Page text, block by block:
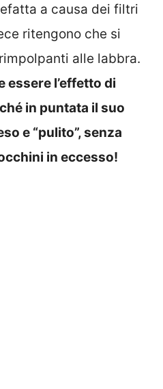
a causa dei filtri
ritengono che si
alle labbra.
essere l’effetto di
in puntata il suo
e “pulito”, senza
in eccesso!